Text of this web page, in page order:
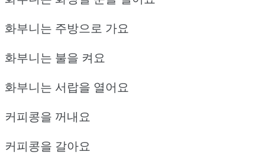
화부니는 주방으로 가요
화부니는 불을 켜요
화부니는 서랍을 열어요
커피콩을 꺼내요
커피콩을 갈아요